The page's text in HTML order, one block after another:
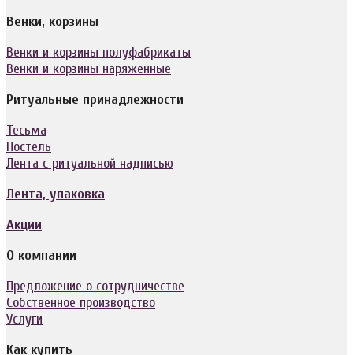
Венки, корзины
Венки и корзины полуфабрикаты
Венки и корзины наряженные
Ритуальные принадлежности
Тесьма
Постель
Лента с ритуальной надписью
Лента, упаковка
Акции
О компании
Предложение о сотрудничестве
Собственное производство
Услуги
Как купить